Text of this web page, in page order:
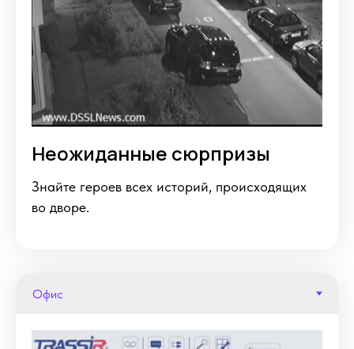
Неожиданные сюрпризы
Знайте героев всех историй, происходящих
во дворе.